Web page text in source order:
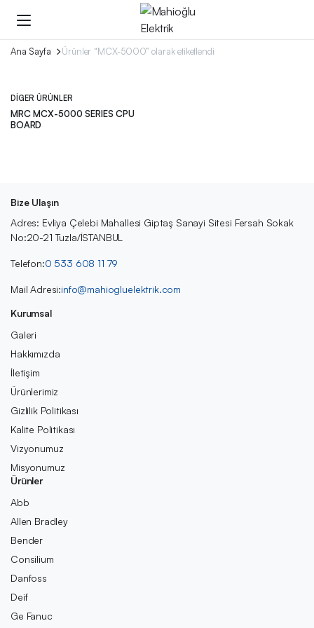
Ana Sayfa Ürünler “MCX-5000” olarak etiketlendi
DIGER ÜRÜNLER
MRC MCX-5000 SERIES CPU
BOARD
Bize Ulaşın
Adres: Evliya Çelebi Mahallesi Giptaş Sanayi Sitesi Fersah Sokak
No:20-21 Tuzla/İSTANBUL
Telefon:0 533 608 11 79
Mail Adresi:info@mahiogluelektrik.com
Kurumsal
Galeri
Hakkımızda
İletişim
Ürünlerimiz
Gizlilik Politikası
Kalite Politikası
Vizyonumuz
Misyonumuz
Ürünler
Abb
Allen Bradley
Bender
Consilium
Danfoss
Deif
Ge Fanuc